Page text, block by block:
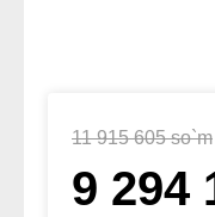
11 915 605 so`m
9 294